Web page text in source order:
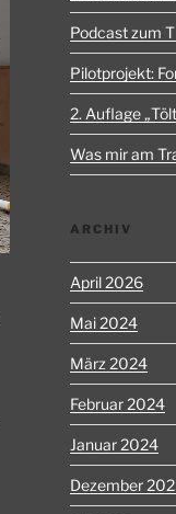
Podcast zum
Pilotprojekt:
2. Auflage
Was mir am
ARCHIV
April 2026
Mai 2024
März 2024
Februar 2024
Januar 2024
Dezember